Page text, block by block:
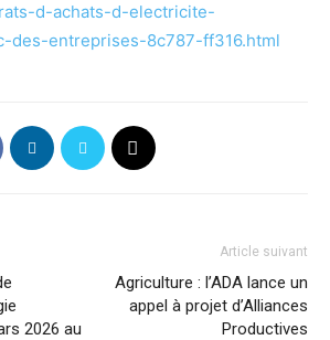
d-achats-d-electricite-
des-entreprises-8c787-ff316.html
2026 au
Article suivant
Agriculture : l’ADA lance un
appel à projet d’Alliances
Productives